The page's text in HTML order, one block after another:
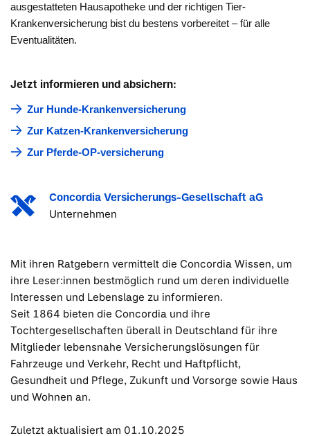
ausgestatteten Hausapotheke und der richtigen Tier-
Krankenversicherung bist du bestens vorbereitet – für alle
Eventualitäten.
Jetzt informieren und absichern:
Zur Hunde-Krankenversicherung
Zur Katzen-Krankenversicherung
Zur Pferde-OP-versicherung
Concordia Versicherungs-Gesellschaft aG
Unternehmen
Mit ihren Ratgebern vermittelt die Concordia Wissen, um
ihre Leser:innen bestmöglich rund um deren individuelle
Interessen und Lebenslage zu informieren.
Seit 1864 bieten die Concordia und ihre
Tochtergesellschaften überall in Deutschland für ihre
Mitglieder lebensnahe Versicherungslösungen für
Fahrzeuge und Verkehr, Recht und Haftpflicht,
Gesundheit und Pflege, Zukunft und Vorsorge sowie Haus
und Wohnen an.
Zuletzt aktualisiert am 01.10.2025